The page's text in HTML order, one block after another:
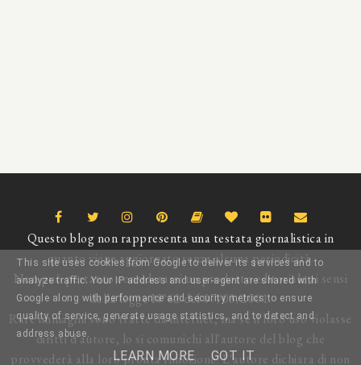
Questo blog non rappresenta una testata giornalistica in
quanto viene aggiornato senza alcuna periodicità.
Non può pertanto considerarsi un prodotto editoriale ai sensi
della legge N°62 del 07/03/2001.
Rare immagini sono tratte da internet, ma se il loro uso violasse
diritti d'autore, lo si comunichi all'autore del blog che
provvederà alla loro pronta rimozione. L'autore dichiara di non
This site uses cookies from Google to deliver its services and to
analyze traffic. Your IP address and user-agent are shared with
Google along with performance and security metrics to ensure
quality of service, generate usage statistics, and to detect and
address abuse.
LEARN MORE GOT IT